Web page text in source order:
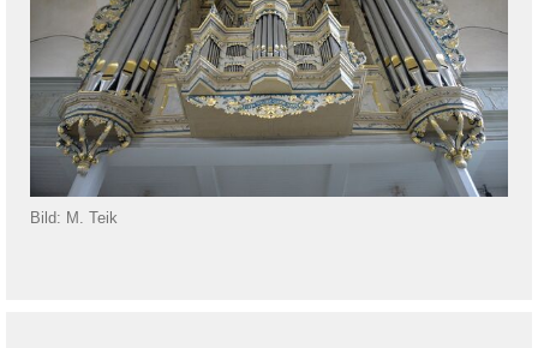
Bild: M. Teik